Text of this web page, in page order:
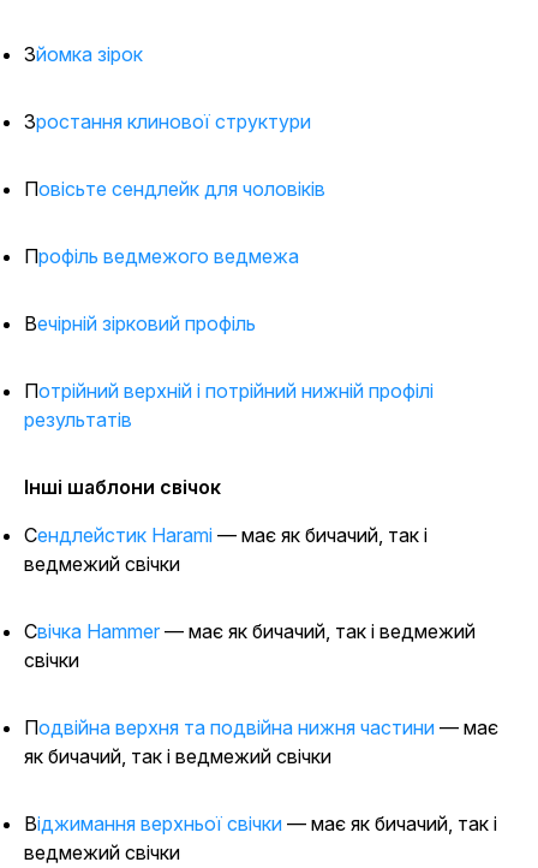
Зйомка зірок
Зростання клинової структури
Повісьте сендлейк для чоловіків
Профіль ведмежого ведмежа
Вечірній зірковий профіль
Потрійний верхній і потрійний нижній профілі
результатів
Інші шаблони свічок
Сендлейстик Harami — має як бичачий, так і
ведмежий свічки
Свічка Hammer — має як бичачий, так і ведмежий
свічки
Подвійна верхня та подвійна нижня частини — має
як бичачий, так і ведмежий свічки
Віджимання верхньої свічки — має як бичачий, так і
ведмежий свічки